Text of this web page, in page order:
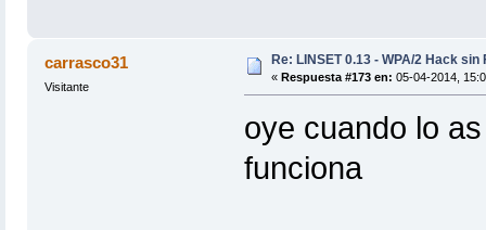
carrasco31
Visitante
Re: LINSET 0.13 - WPA/2 Hack
« Respuesta #173 en: 05-04-2014,
oye cuando lo
funciona